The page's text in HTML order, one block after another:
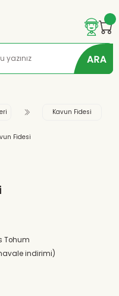
Kavun Fidesi
Tohum
indirimi)